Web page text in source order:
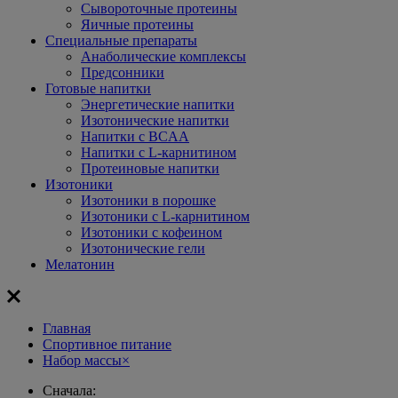
Сывороточные протеины
Яичные протеины
Специальные препараты
Анаболические комплексы
Предсонники
Готовые напитки
Энергетические напитки
Изотонические напитки
Напитки с BCAA
Напитки с L-карнитином
Протеиновые напитки
Изотоники
Изотоники в порошке
Изотоники с L-карнитином
Изотоники с кофеином
Изотонические гели
Мелатонин
Главная
Спортивное питание
Набор массы×
Сначала: